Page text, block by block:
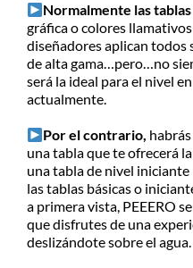
Normalmente las tablas
gráfica o colores
diseñadores aplican todos
de alta gama…pero…no
será la ideal para el nivel
actualmente.
Por el contrario,
una tabla que te ofrecerá
una tabla de nivel
las tablas básicas o
a primera vista, PEEERO
que disfrutes de una
deslizándote sobre el agua.